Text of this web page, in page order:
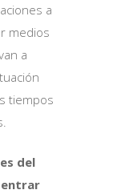
a
medios
a
tiempos
del
entrar